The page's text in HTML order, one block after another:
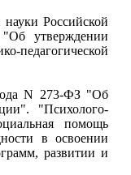
Российской
утверждении
N 273-ФЗ "Об
"Психолого-
помощь
в освоении
развитии и